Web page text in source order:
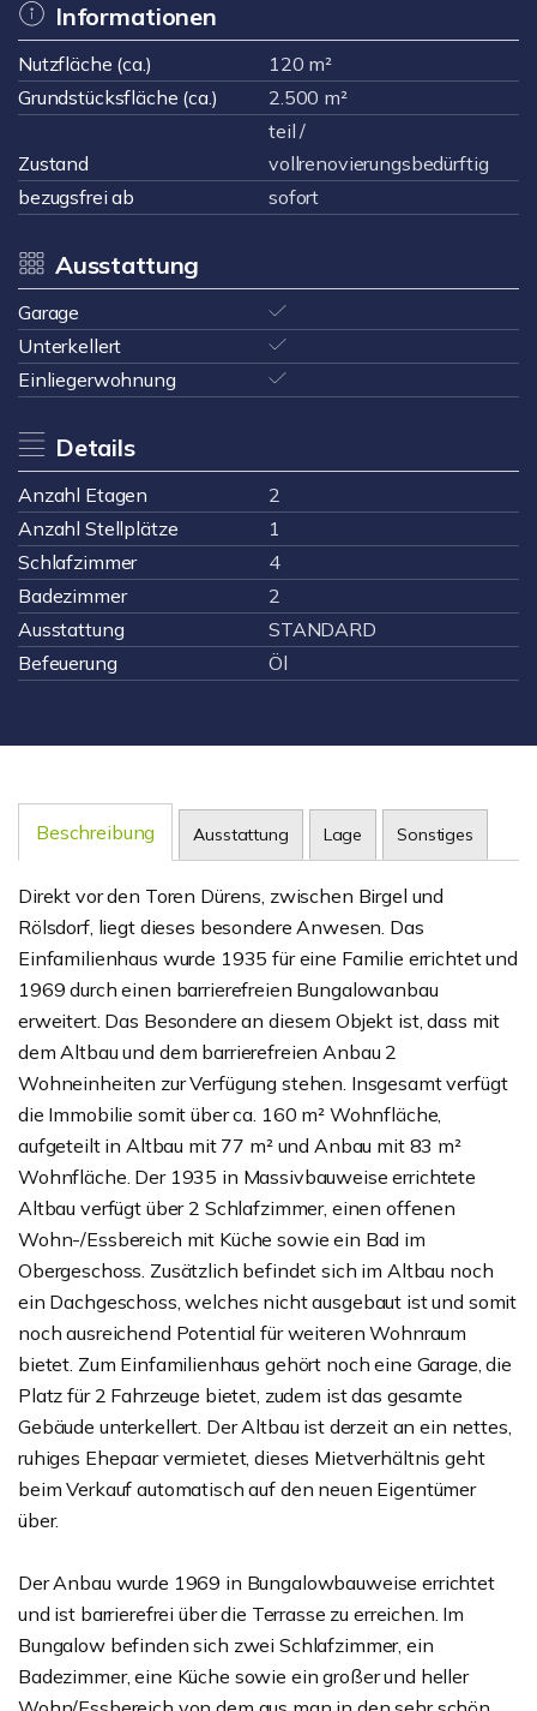
Informationen
Nutzfläche (ca.)
120 m²
Grundstücksfläche (ca.)
2.500 m²
Zustand
teil /
vollrenovierungsbedürftig
bezugsfrei ab
sofort
Ausstattung
Garage
Unterkellert
Einliegerwohnung
Details
Anzahl Etagen
2
Anzahl Stellplätze
1
Schlafzimmer
4
Badezimmer
2
Ausstattung
STANDARD
Befeuerung
Öl
Beschreibung Ausstattung Lage Sonstiges
Direkt vor den Toren Dürens, zwischen Birgel und
Rölsdorf, liegt dieses besondere Anwesen. Das
Einfamilienhaus wurde 1935 für eine Familie errichtet und
1969 durch einen barrierefreien Bungalowanbau
erweitert. Das Besondere an diesem Objekt ist, dass mit
dem Altbau und dem barrierefreien Anbau 2
Wohneinheiten zur Verfügung stehen. Insgesamt verfügt
die Immobilie somit über ca. 160 m² Wohnfläche,
aufgeteilt in Altbau mit 77 m² und Anbau mit 83 m²
Wohnfläche. Der 1935 in Massivbauweise errichtete
Altbau verfügt über 2 Schlafzimmer, einen offenen
Wohn-/Essbereich mit Küche sowie ein Bad im
Obergeschoss. Zusätzlich befindet sich im Altbau noch
ein Dachgeschoss, welches nicht ausgebaut ist und somit
noch ausreichend Potential für weiteren Wohnraum
bietet. Zum Einfamilienhaus gehört noch eine Garage, die
Platz für 2 Fahrzeuge bietet, zudem ist das gesamte
Gebäude unterkellert. Der Altbau ist derzeit an ein nettes,
ruhiges Ehepaar vermietet, dieses Mietverhältnis geht
beim Verkauf automatisch auf den neuen Eigentümer
über.
Der Anbau wurde 1969 in Bungalowbauweise errichtet
und ist barrierefrei über die Terrasse zu erreichen. Im
Bungalow befinden sich zwei Schlafzimmer, ein
Badezimmer, eine Küche sowie ein großer und heller